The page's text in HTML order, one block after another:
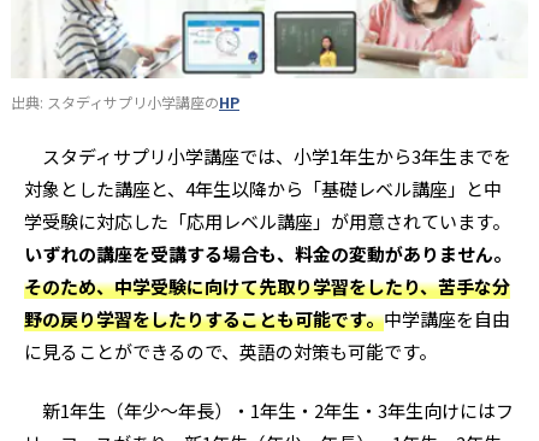
出典: スタディサプリ小学講座のHP
スタディサプリ小学講座では、小学1年生から3年生までを
対象とした講座と、4年生以降から「基礎レベル講座」と中
学受験に対応した「応用レベル講座」が用意されています。
いずれの講座を受講する場合も、料金の変動がありません。
そのため、中学受験に向けて先取り学習をしたり、苦手な分
野の戻り学習をしたりすることも可能です。中学講座を自由
に見ることができるので、英語の対策も可能です。
新1年生（年少～年長）・1年生・2年生・3年生向けにはフ